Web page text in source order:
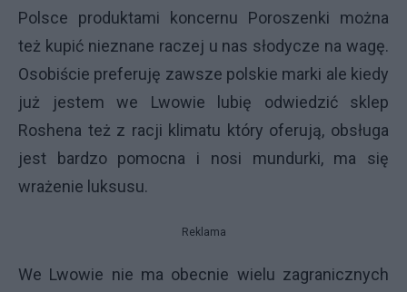
Polsce produktami koncernu Poroszenki można
też kupić nieznane raczej u nas słodycze na wagę.
Osobiście preferuję zawsze polskie marki ale kiedy
już jestem we Lwowie lubię odwiedzić sklep
Roshena też z racji klimatu który oferują, obsługa
jest bardzo pomocna i nosi mundurki, ma się
wrażenie luksusu.
Reklama
We Lwowie nie ma obecnie wielu zagranicznych